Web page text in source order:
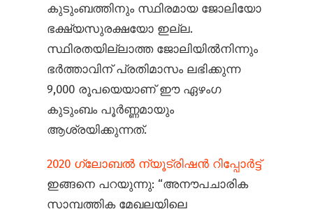
കുടുംബത്തിനും സ്ഥിരമായ ജോലിയോ
ഭക്ഷ്യസുരക്ഷയോ ഇല്ല.
സ്ഥിരതയില്ലാത്ത ജോലിയില്‍നിന്നും
ഭര്‍ത്താവിന് പ്രതിമാസം ലഭിക്കുന്ന
9,000 രൂപയെയാണ് ഈ ഏഴംഗ
കുടുംബം പൂര്‍ണ്ണമായും
ആശ്രയിക്കുന്നത്.
2020 ഗ്ലോബല്‍ ന്യൂട്രിഷന്‍ റിപ്പോര്‍ട്ട്
ഇങ്ങനെ പറയുന്നു: “അനൗപചാരിക
സാമ്പത്തിക മേഖലയിലെ